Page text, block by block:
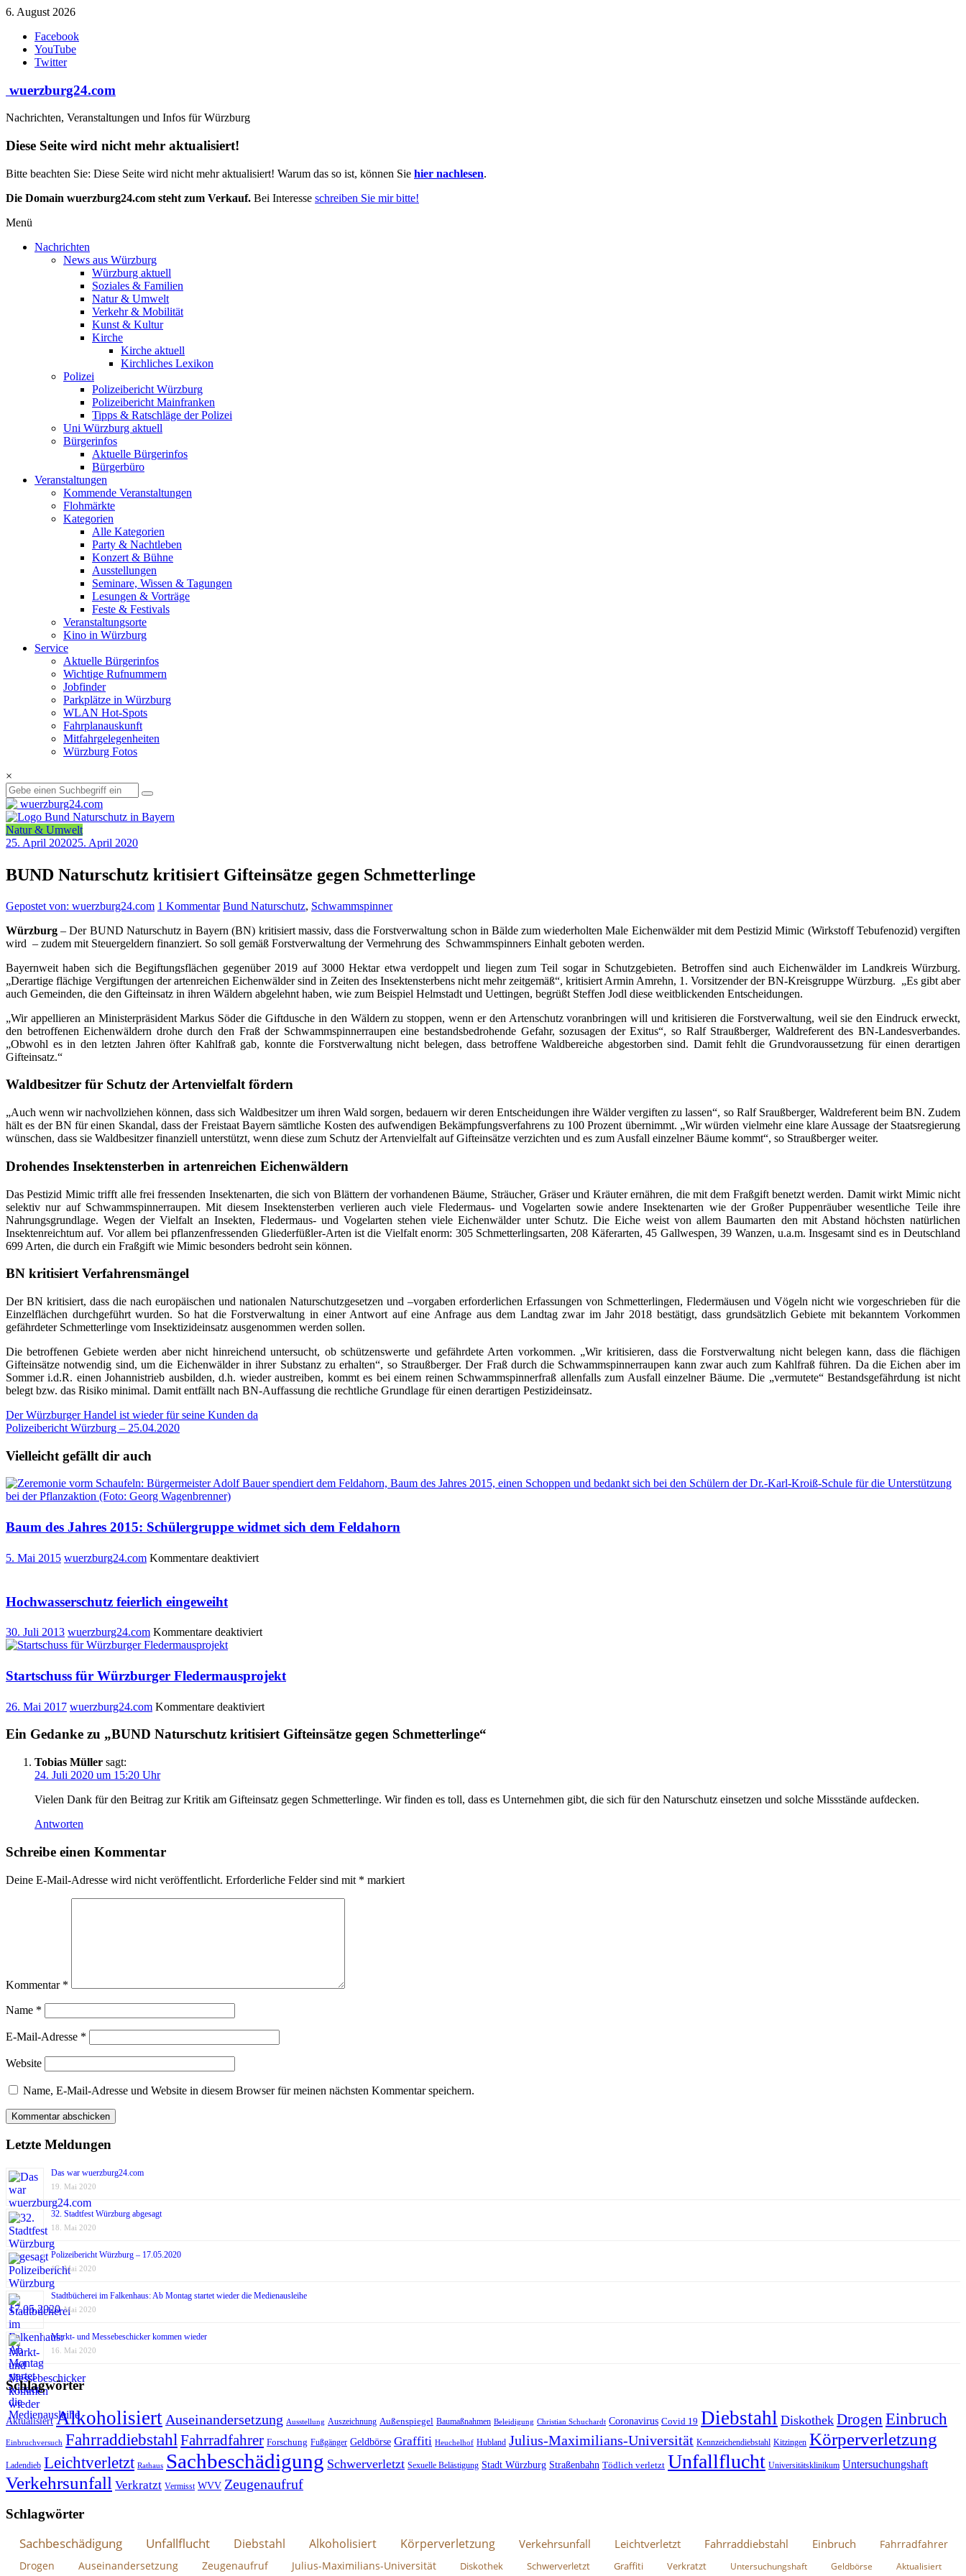
Zum
springen
6. August 2026
Facebook
YouTube
Twitter
wuerzburg24.com
Nachrichten, Veranstaltungen und Infos für Würzburg
Diese Seite wird nicht mehr aktualisiert!
Bitte beachten Sie: Diese Seite wird nicht mehr aktualisiert! Warum das so ist, können Sie hier nachlesen.
Die Domain wuerzburg24.com steht zum Verkauf. Bei Interesse schreiben Sie mir bitte!
Menü
Nachrichten
News aus Würzburg
Würzburg aktuell
Soziales & Familien
Natur & Umwelt
Verkehr & Mobilität
Kunst & Kultur
Kirche
Kirche aktuell
Kirchliches Lexikon
Polizei
Polizeibericht Würzburg
Polizeibericht Mainfranken
Tipps & Ratschläge der Polizei
Uni Würzburg aktuell
Bürgerinfos
Aktuelle Bürgerinfos
Bürgerbüro
Veranstaltungen
Kommende Veranstaltungen
Flohmärkte
Kategorien
Alle Kategorien
Party & Nachtleben
Konzert & Bühne
Ausstellungen
Seminare, Wissen & Tagungen
Lesungen & Vorträge
Feste & Festivals
Veranstaltungsorte
Kino in Würzburg
Service
Aktuelle Bürgerinfos
Wichtige Rufnummern
Jobfinder
Parkplätze in Würzburg
WLAN Hot-Spots
Fahrplanauskunft
Mitfahrgelegenheiten
Würzburg Fotos
×
Natur & Umwelt
25. April 202025. April 2020
BUND Naturschutz kritisiert Gifteinsätze gegen Schmetterlinge
Gepostet von: wuerzburg24.com 1 Kommentar Bund Naturschutz, Schwammspinner
Würzburg – Der BUND Naturschutz in Bayern (BN) kritisiert massiv, dass die Forstverwaltung schon in Bälde zum wiederholten Male Eichenwälder mit dem Pestizid Mimic (Wirkstoff Tebufenozid) vergiften
wird – zudem mit Steuergeldern finanziert. So soll gemäß Forstverwaltung der Vermehrung des Schwammspinners Einhalt geboten werden.
Bayernweit haben sich die Begiftungsflächen gegenüber 2019 auf 3000 Hektar etwa verdoppelt und liegen zum Teil sogar in Schutzgebieten. Betroffen sind auch Eichenwälder im Landkreis Würzburg.
„Derartige flächige Vergiftungen der artenreichen Eichenwälder sind in Zeiten des Insektensterbens nicht mehr zeitgemäß“, kritisiert Armin Amrehn, 1. Vorsitzender der BN-Kreisgruppe Würzburg. „Es gibt aber
auch Gemeinden, die den Gifteinsatz in ihren Wäldern abgelehnt haben, wie zum Beispiel Helmstadt und Uettingen, begrüßt Steffen Jodl diese weitblickenden Entscheidungen.
„Wir appellieren an Ministerpräsident Markus Söder die Giftdusche in den Wäldern zu stoppen, wenn er den Artenschutz voranbringen will und kritisieren die Forstverwaltung, weil sie den Eindruck erweckt,
den betroffenen Eichenwäldern drohe durch den Fraß der Schwammspinnerraupen eine bestandsbedrohende Gefahr, sozusagen der Exitus“, so Ralf Straußberger, Waldreferent des BN-Landesverbandes.
„Obwohl es in den letzten Jahren öfter Kahlfraß gab, konnte die Forstverwaltung nicht belegen, dass betroffene Waldbereiche abgestorben sind. Damit fehlt die Grundvoraussetzung für einen derartigen
Gifteinsatz.“
Waldbesitzer für Schutz der Artenvielfalt fördern
„Auch wenn wir nachvollziehen können, dass sich Waldbesitzer um ihren Wald sorgen, bedauern wir deren Entscheidungen ihre Wälder vergiften zu lassen“, so Ralf Sraußberger, Waldreferent beim BN. Zudem
hält es der BN für einen Skandal, dass der Freistaat Bayern sämtliche Kosten des aufwendigen Bekämpfungsverfahrens zu 100 Prozent übernimmt. „Wir würden vielmehr eine klare Aussage der Staatsregierung
wünschen, dass sie Waldbesitzer finanziell unterstützt, wenn diese zum Schutz der Artenvielfalt auf Gifteinsätze verzichten und es zum Ausfall einzelner Bäume kommt“, so Straußberger weiter.
Drohendes Insektensterben in artenreichen Eichenwäldern
Das Pestizid Mimic trifft alle frei fressenden Insektenarten, die sich von Blättern der vorhandenen Bäume, Sträucher, Gräser und Kräuter ernähren, die mit dem Fraßgift benetzt werden. Damit wirkt Mimic nicht
selektiv nur auf Schwammspinnerraupen. Mit diesem Insektensterben verlieren auch viele Fledermaus- und Vogelarten sowie andere Insektenarten wie der Großer Puppenräuber wesentliche Teile ihre
Nahrungsgrundlage. Wegen der Vielfalt an Insekten, Fledermaus- und Vogelarten stehen viele Eichenwälder unter Schutz. Die Eiche weist von allem Baumarten den mit Abstand höchsten natürlichen
Insektenreichtum auf. Vor allem bei pflanzenfressenden Gliederfüßler-Arten ist die Vielfalt enorm: 305 Schmetterlingsarten, 208 Käferarten, 45 Gallwespen, 39 Wanzen, u.a.m. Insgesamt sind es in Deutschland
699 Arten, die durch ein Fraßgift wie Mimic besonders bedroht sein können.
BN kritisiert Verfahrensmängel
Der BN kritisiert, dass die nach europäischen und nationalen Naturschutzgesetzen und –vorgaben erforderlichen Erfassungen von Schmetterlingen, Fledermäusen und Vögeln nicht wie vorgeschrieben für die
Einzelflächen durchgeführt wurden. So hat die Forstverwaltung in einer Antwort auf eine Anfrage aus dem Landtag zwar im Jahr 2018 bestätigt, dass grundsätzlich Gebiete mit bekanntem Vorkommen
gefährdeter Schmetterlinge vom Insektizideinsatz ausgenommen werden sollen.
Die betroffenen Gebiete werden aber nicht hinreichend untersucht, ob schützenswerte und gefährdete Arten vorkommen. „Wir kritisieren, dass die Forstverwaltung nicht belegen kann, dass die flächigen
Gifteinsätze notwendig sind, um die Eichenwälder in ihrer Substanz zu erhalten“, so Straußberger. Der Fraß durch die Schwammspinnerraupen kann zwar auch zum Kahlfraß führen. Da die Eichen aber im
Sommer i.d.R. einen Johannistrieb ausbilden, d.h. wieder austreiben, kommt es bei einem reinen Schwammspinnerfraß allenfalls zum Ausfall einzelner Bäume. Die „vermutete“ Bestandsgefährdung ist nicht
belegt bzw. das Risiko minimal. Damit entfällt nach BN-Auffassung die rechtliche Grundlage für einen derartigen Pestizideinsatz.
Beitragsnavigation
Der Würzburger Handel ist wieder für seine Kunden da
Polizeibericht Würzburg – 25.04.2020
Vielleicht gefällt dir auch
Baum des Jahres 2015: Schülergruppe widmet sich dem Feldahorn
5. Mai 2015 wuerzburg24.com Kommentare deaktiviertfür
widmet
Feldahorn
Hochwasserschutz feierlich eingeweiht
30. Juli 2013 wuerzburg24.com Kommentare deaktiviertfür
eingeweiht
Startschuss für Würzburger Fledermausprojekt
26. Mai 2017 wuerzburg24.com Kommentare deaktiviertfür
für
Ein Gedanke zu „BUND Naturschutz kritisiert Gifteinsätze gegen Schmetterlinge“
Tobias Müller sagt:
24. Juli 2020 um 15:20 Uhr
Vielen Dank für den Beitrag zur Kritik am Gifteinsatz gegen Schmetterlinge. Wir finden es toll, dass es Unternehmen gibt, die sich für den Naturschutz einsetzen und solche Missstände aufdecken.
Antworten
Schreibe einen Kommentar
Deine E-Mail-Adresse wird nicht veröffentlicht. Erforderliche Felder sind mit * markiert
Kommentar *
Name *
E-Mail-Adresse *
Website
Name, E-Mail-Adresse und Website in diesem Browser für meinen nächsten Kommentar speichern.
Letzte Meldungen
Das war wuerzburg24.com
19. Mai 2020
32. Stadtfest Würzburg abgesagt
18. Mai 2020
Polizeibericht Würzburg – 17.05.2020
17. Mai 2020
Stadtbücherei im Falkenhaus: Ab Montag startet wieder die Medienausleihe
17. Mai 2020
Markt- und Messebeschicker kommen wieder
16. Mai 2020
Schlagwörter
Aktualisiert Alkoholisiert Auseinandersetzung Ausstellung Auszeichnung Außenspiegel Baumaßnahmen Beleidigung Christian Schuchardt Coronavirus Covid 19 Diebstahl Diskothek Drogen Einbruch
Einbruchversuch Fahrraddiebstahl Fahrradfahrer Forschung Fußgänger Geldbörse Graffiti Heuchelhof Hubland Julius-Maximilians-Universität Kennzeichendiebstahl Kitzingen Körperverletzung
Ladendieb Leichtverletzt Rathaus Sachbeschädigung Schwerverletzt Sexuelle Belästigung Stadt Würzburg Straßenbahn Tödlich verletzt Unfallflucht Universitätsklinikum Untersuchungshaft
Verkehrsunfall Verkratzt Vermisst WVV Zeugenaufruf
Schlagwörter
Sachbeschädigung Unfallflucht Diebstahl Alkoholisiert Körperverletzung Verkehrsunfall Leichtverletzt Fahrraddiebstahl Einbruch
Fahrradfahrer
Drogen
Auseinandersetzung Zeugenaufruf Julius-Maximilians-Universität Diskothek Schwerverletzt Graffiti Verkratzt Untersuchungshaft Geldbörse Aktualisiert